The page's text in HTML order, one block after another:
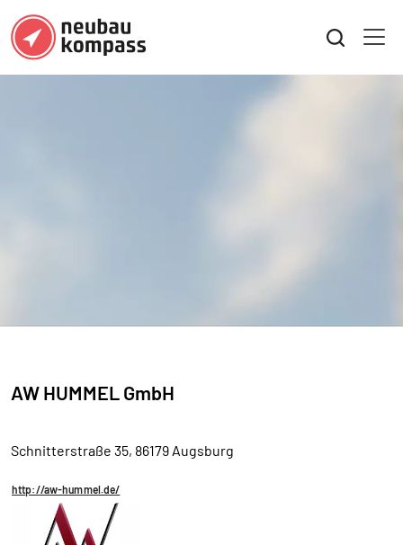
AW HUMMEL GmbH
Schnitterstraße 35, 86179 Augsburg
http://aw-hummel.de/